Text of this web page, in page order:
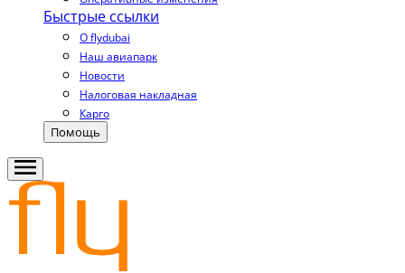
Быстрые ссылки
О flydubai
Наш авиапарк
Новости
Налоговая накладная
Карго
Помощь